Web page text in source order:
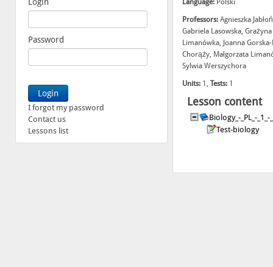
Password
I forgot my password
Contact us
Lessons list
Language:Polski
Professors:Agnieszka
Gabriela Lasowska,
Limanówka, Joanna
Chorąży, Małgorzata
Sylwia Werszychora
Units:1, Tests:1
Lesson content
Biology_-_PL_-_1_-
Test-biology